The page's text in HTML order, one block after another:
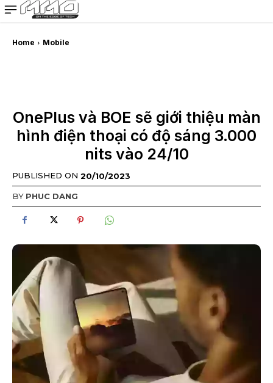
MMOSITE - Thông tin công nghệ
Bài viết nổi bật
Home Mobile
OnePlus và BOE sẽ giới thiệu màn
hình điện thoại có độ sáng 3.000
nits vào 24/10
PUBLISHED ON 20/10/2023
BY PHUC DANG